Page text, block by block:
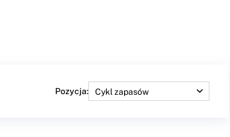
Pozycja: